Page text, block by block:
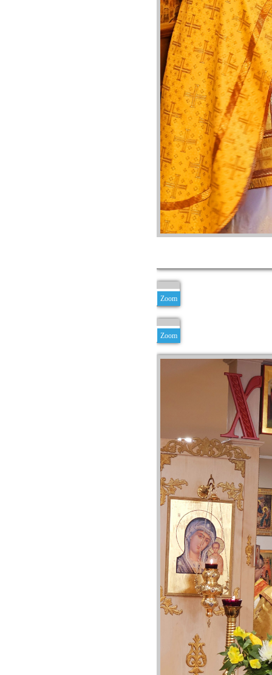
Zoom
Zoom